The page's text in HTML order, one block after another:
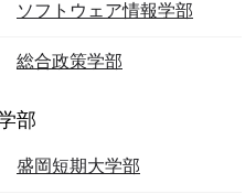
ソフトウェア情報学部
総合政策学部
部
盛岡短期大学部